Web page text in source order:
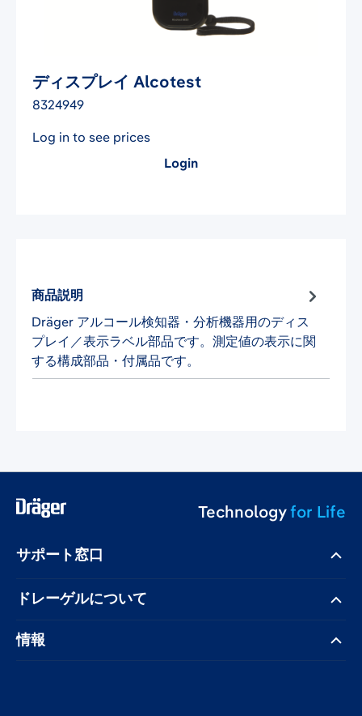
ディスプレイ Alcotest
8324949
Log in to see prices
Login
商品説明
Dräger アルコール検知器・分析機器用のディス
プレイ／表示ラベル部品です。測定値の表示に関
する構成部品・付属品です。
Technologyfor Life
サポート窓口
ドレーゲル​について
情報